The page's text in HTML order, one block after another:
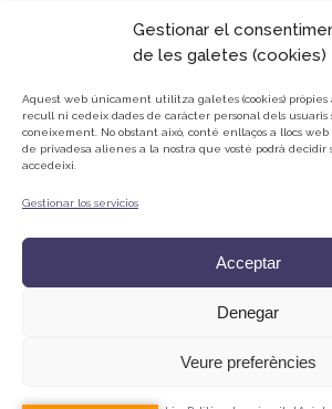
Gestionar el
de les galetes (cookies)
Aquest web únicament utilitza galetes (cookies)
recull ni cedeix dades de caràcter personal dels usuaris
coneixement.
No obstant això, conté enllaços a llocs
de privadesa alienes a la nostra que vostè podrà decidir
accedeixi.
Gestionar los servicios
Acceptar
Denegar
Veure preferències
65 66 69
74 75 76 77 78 79
82 83 84 85 86 87 88
91 92 93 94 95 96 97
Avís Legal